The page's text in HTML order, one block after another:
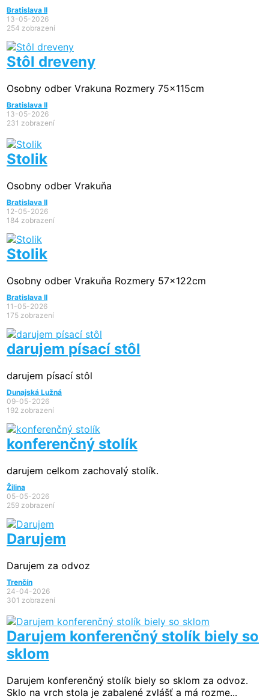
Bratislava II
13-05-2026
254 zobrazení
Stôl dreveny
Osobny odber Vrakuna Rozmery 75x115cm
Bratislava II
13-05-2026
231 zobrazení
Stolik
Osobny odber Vrakuňa
Bratislava II
12-05-2026
184 zobrazení
Stolik
Osobny odber Vrakuňa Rozmery 57x122cm
Bratislava II
11-05-2026
175 zobrazení
darujem písací stôl
darujem písací stôl
Dunajská Lužná
09-05-2026
192 zobrazení
konferenčný stolík
darujem celkom zachovalý stolík.
Žilina
05-05-2026
259 zobrazení
Darujem
Darujem za odvoz
Trenčín
24-04-2026
301 zobrazení
Darujem konferenčný stolík biely so
sklom
Darujem konferenčný stolík biely so sklom za odvoz.
Sklo na vrch stola je zabalené zvlášť a má rozme...